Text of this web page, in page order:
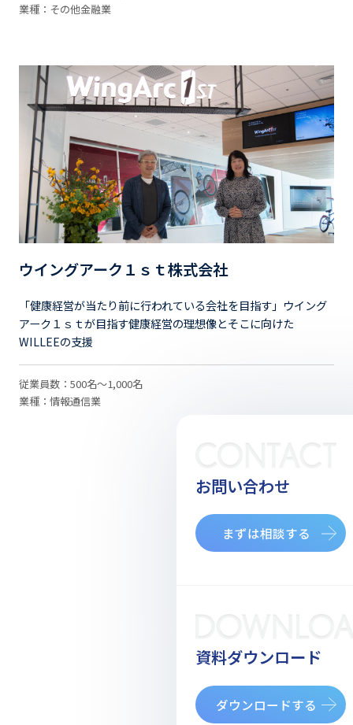
業種：その他金融業
ウイングアーク１ｓｔ株式会社
「健康経営が当たり前に行われている会社を目指す」ウイング
アーク１ｓｔが目指す健康経営の理想像とそこに向けた
WILLEEの支援
従業員数：500名～1,000名
業種：情報通信業
お問い合わせ
まずは相談する
資料ダウンロード
ダウンロードする